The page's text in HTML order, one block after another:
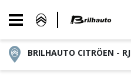
BRILHAUTO CITRÖEN - RJ